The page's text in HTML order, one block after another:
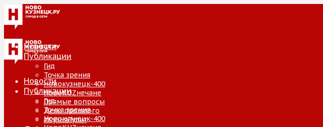
Новости
Публикации
Гид
Точка зрения
Новокузнецк-400
НовоKUZнечане
Прямые вопросы
Дело прошлого
#КузняРулит
Новости
Публикации
Гид
Точка зрения
Новокузнецк-400